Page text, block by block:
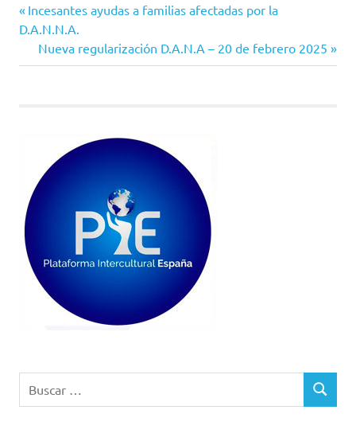
Navegación
de
Entrada
anterior:
Incesantes ayudas a familias afectadas por la
D.A.N.N.A.
Siguiente
entrada:
Nueva regularización D.A.N.A – 20 de febrero 2025
BUSCAR